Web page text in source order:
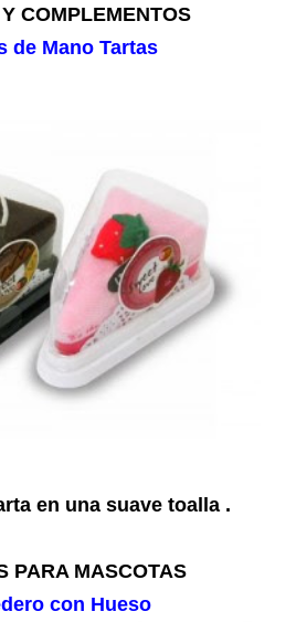
COMPLEMENTOS
de Mano Tartas
en una suave toalla .
PARA MASCOTAS
con Hueso